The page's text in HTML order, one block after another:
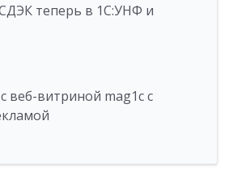
теперь в 1С:УНФ и
веб-витриной mag1c с